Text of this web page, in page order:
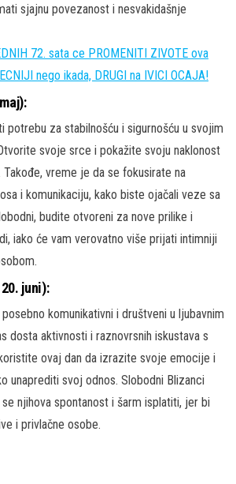
sjajnu povezanost i nesvakidašnje
72. sata ce PROMENITI ZIVOTE ova
nego ikada, DRUGI na IVICI OCAJA!
potrebu za stabilnošću i sigurnošću u svojim
svoje srce i pokažite svoju naklonost
vreme je da se fokusirate na
i komunikaciju, kako biste ojačali veze sa
budite otvoreni za nove prilike i
iako će vam verovatno više prijati intimniji
juni):
komunikativni i društveni u ljubavnim
dosta aktivnosti i raznovrsnih iskustava s
ovaj dan da izrazite svoje emocije i
unaprediti svoj odnos. Slobodni Blizanci
njihova spontanost i šarm isplatiti, jer bi
i privlačne osobe.